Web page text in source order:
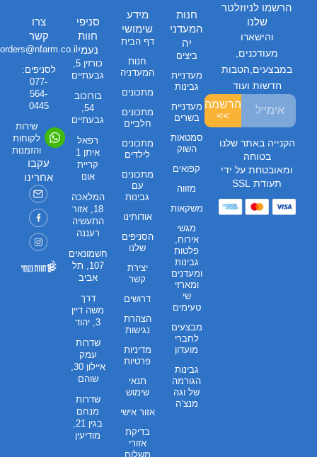
חנות
המעדני
יה
ביצים
מעדניית
גבינות
מעדניית
בשרים
סמטאות
השוק
קפואים
מזווה
משקאות
מגשי
אירוח,
פלטות
גבינות
ומעדנים
ומארזי
שי
טעימים
מבצעים
לחברי
מועדון
גבינות
הגורמה
של וגה
מנצ’ה
מידע
שימושי
דף הבית
חנות
המעדניה
מתכונים
מתכונים
חלביים
מתכונים
לילדים
מתכונים
עם
גבינות
אודותינו
הסניפים
שלנו
יצירת
קשר
דרושים
הצהרת
נגישות
מדיניות
פרטיות
תנאי
שימוש
אזור אישי
בדיקת
אזורי
משלוח
סניפי
חוות
נעמי
כורזין 5,
גבעתיים
בורוכוב
54,
גבעתיים
רפאל
איתן 1
קריית
אונו
המלאכה
18, אזור
התעשיה
רעננה
חשמונאים
107, תל
אביב
דרך
משה דיין
3, יהוד
שדרות
עמק
שוהם
שדרות
מנחם
מודיעין
צרו
קשר
orders@nfarm.co.il
לסניפים:
077-
564-
0445
שירות
לקוחות
והזמנות
עקבו
אחרינו
הרשמו לניוזלטר
שלנו
והישארו
מעודכנים,
במבצעים,הטבות
חדשות ועוד
הרשמה
>>
הקנייה באתר שלנו
בטוחה
ומאובטחת על ידי
תעודת SSL